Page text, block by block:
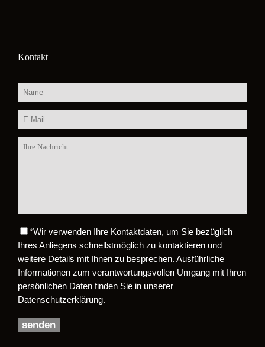
Kontakt
Bitte lasse dieses Feld leer.
*Wir verwenden Ihre Kontaktdaten, um Sie bezüglich
Ihres Anliegens schnellstmöglich zu kontaktieren und
weitere Details mit Ihnen zu besprechen. Ausführliche
Informationen zum verantwortungsvollen Umgang mit Ihren
persönlichen Daten finden Sie in unserer
Datenschutzerklärung.